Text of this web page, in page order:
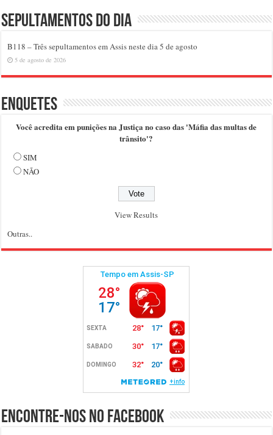
Sepultamentos do dia
B118 – Três sepultamentos em Assis neste dia 5 de agosto
5 de agosto de 2026
Enquetes
Você acredita em punições na Justiça no caso das 'Máfia das multas de
trânsito'?
SIM
NÃO
View Results
Outras..
Encontre-nos no Facebook